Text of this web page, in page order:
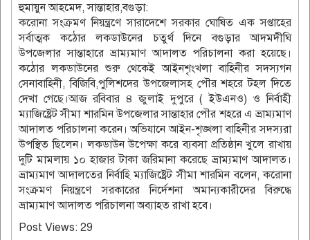
হুমায়ুন আহমেদ, সান্তাহার,বগুড়া:
করোনা সংক্রমণ নিয়ন্ত্রণে সারাদেশে সরকার ঘোষিত এক সপ্তাহের
সর্বাত্মক কঠোর লকডাউনের চতুর্থ দিনে বগুড়ার আদমদীঘি
উপজেলার সান্তাহারে ভ্রাম্যমাণ আদালত পরিচালনা করা হয়েছে।
কঠোর লকডাউনের শুরু থেকেই আইনশৃংখলা বাহিনীর সদস্যগন
সেনাবাহিনী, বিজিবি,পুলিশদের উপজেলাসহ পৌর শহরে টহল দিতে
দেখা গেছে।আজ রবিবার ৪ জুলাই দুপুরে ( ইউএনও) ও নির্বাহী
ম্যাজিষ্ট্রেট সীমা শারমিন উপজেলার সান্তাহার পৌর শহরে এ ভ্রাম্যমাণ
আদালত পরিচালনা করেন। অভিযানে আইন-শৃঙ্খলা বাহিনীর সদস্যরা
উপস্থিত ছিলেন। লকডাউন উপেক্ষা করে ব্যবসা প্রতিষ্ঠান খুলে রাখায়
দুটি মামলায় ১০ হাজার টাকা জরিমানা করেছে ভ্রাম্যমাণ আদালত।
ভ্রাম্যমাণ আদালতের নির্বাহি ম্যাজিষ্ট্রেট সীমা শারমিন বলেন, করোনা
সংক্রমণ নিয়ন্ত্রণে সরকারের নির্দেশনা অমান্যকারীদের বিরুদ্ধে
ভ্রাম্যমাণ আদালত পরিচালনা অব্যাহত রাখা হবে।
Post Views: 29